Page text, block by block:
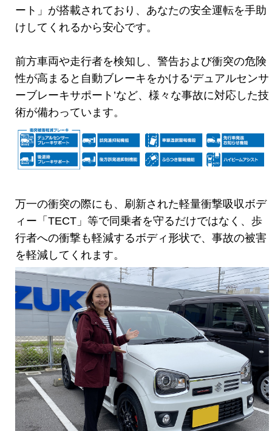
ート」が搭載されており、あなたの安全運転を手助
けしてくれるから安心です。
前方車両や走行者を検知し、警告および衝突の危険
性が高まると自動ブレーキをかける‘デュアルセンサ
ーブレーキサポート’など、様々な事故に対応した技
術が備わっています。
万一の衝突の際にも、刷新された軽量衝撃吸収ボデ
ィー「TECT」等で同乗者を守るだけではなく、歩
行者への衝撃も軽減するボディ形状で、事故の被害
を軽減してくれます。